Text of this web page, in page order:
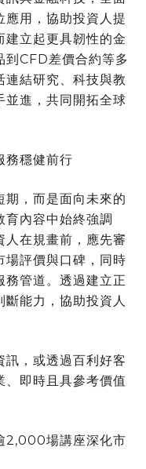
應用，協助投資人提
建立起更具韌性的金
到CFD差價合約等多
連結研究、科技與教
並進，共同開拓全球
務穩健前行
期，而是面向未來的
育內容中始終強調
人在規畫前，應先審
場評價與口碑，同時
務管道。透過建立正
能力，協助投資人
訊，或透過百利好客
、即時且具參考價值
2,000場講座深化市